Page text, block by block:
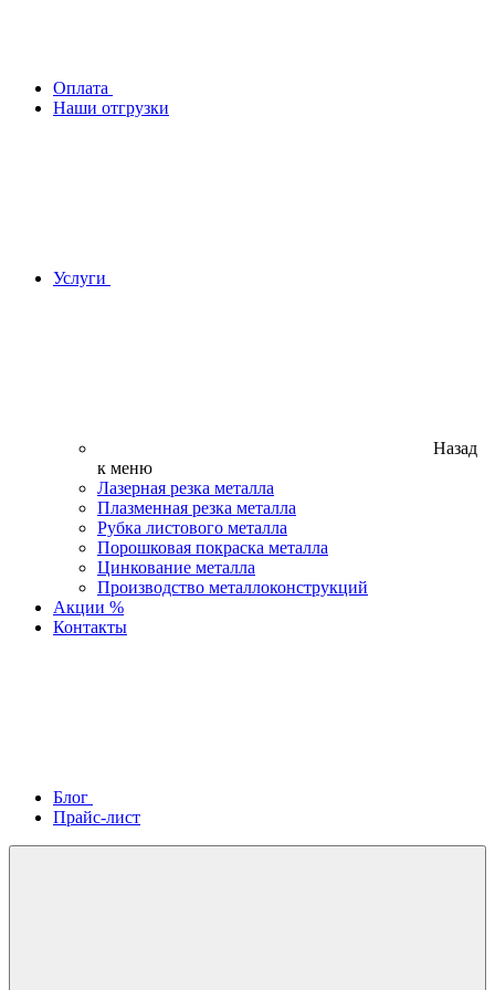
Оплата
Наши отгрузки
Услуги
Назад
к меню
Лазерная резка металла
Плазменная резка металла
Рубка листового металла
Порошковая покраска металла
Цинкование металла
Производство металлоконструкций
Акции %
Контакты
Блог
Прайс-лист